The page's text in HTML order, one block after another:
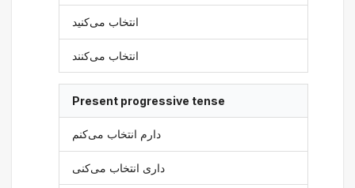
انتخاب می‌کنید
انتخاب می‌کنند
Present progressive tense
دارم انتخاب می‌کنم
داری انتخاب می‌کنی